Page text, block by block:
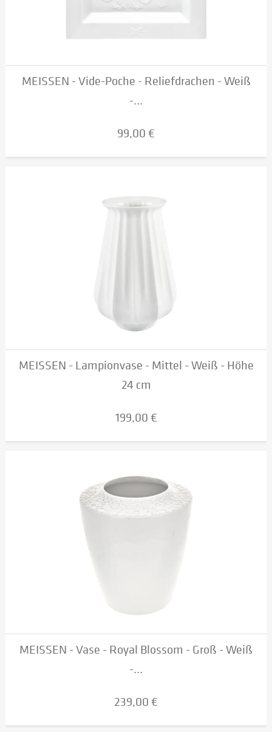
MEISSEN - Vide-Poche - Reliefdrachen - Weiß
-...
99,00 €
MEISSEN - Lampionvase - Mittel - Weiß - Höhe
24 cm
199,00 €
MEISSEN - Vase - Royal Blossom - Groß - Weiß
-...
239,00 €